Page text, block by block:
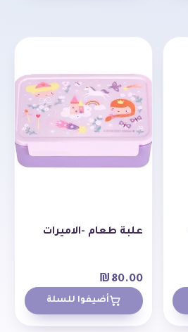
علبة طعام -الاميرات
₪ 80.00
أضيفوا للسلة